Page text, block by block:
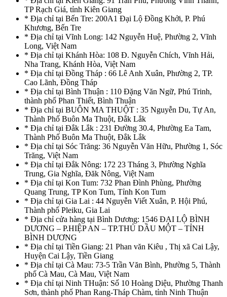
TP Rạch Giá, tỉnh Kiên Giang
* Địa chỉ tại Bến Tre: 200A1 Đại Lộ Đồng Khởi, P. Phú
Khương, Bến Tre
* Địa chỉ tại Vĩnh Long: 142 Nguyễn Huệ, Phường 2, Vĩnh
Long, Việt Nam
* Địa chỉ tại Khánh Hòa: 108 Đ. Nguyễn Chích, Vĩnh Hải,
Nha Trang, Khánh Hòa, Việt Nam
* Địa chỉ tại Đồng Tháp : 66 Lê Anh Xuân, Phường 2, TP.
Cao Lãnh, Đồng Tháp
* Địa chỉ tại Bình Thuận : 110 Đặng Văn Ngữ, Phú Trinh,
thành phố Phan Thiết, Bình Thuận
* Địa chỉ tại BUÔN MA THUỘT : 35 Nguyễn Du, Tự An,
Thành Phố Buôn Ma Thuột, Đắk Lắk
* Địa chỉ tại Đắk Lắk : 231 Đường 30.4, Phường Ea Tam,
Thành Phố Buôn Ma Thuột, Đắk Lắk
* Địa chỉ tại Sóc Trăng: 36 Nguyễn Văn Hữu, Phường 1, Sóc
Trăng, Việt Nam
* Địa chỉ tại Đắk Nông: 172 23 Tháng 3, Phường Nghĩa
Trung, Gia Nghĩa, Đăk Nông, Việt Nam
* Địa chỉ tại Kon Tum: 732 Phan Đình Phùng, Phường
Quang Trung, TP Kon Tum, Tỉnh Kon Tum
* Địa chỉ tại Gia Lai : 44 Nguyễn Viết Xuân, P. Hội Phú,
Thành phố Pleiku, Gia Lai
* Địa chỉ cửa hàng tại Bình Dương: 1546 ĐẠI LỘ BÌNH
DƯƠNG – P.HIỆP AN – TP.THỦ DẦU MỘT – TỈNH
BÌNH DƯƠNG
* Địa chỉ tại Tiền Giang: 21 Phan văn Kiêu , Thị xã Cai Lậy,
Huyện Cai Lậy, Tiền Giang
* Địa chỉ tại Cà Mau: 73-5 Trần Văn Bình, Phường 5, Thành
phố Cà Mau, Cà Mau, Việt Nam
* Địa chỉ tại Ninh THuận: Số 10 Hoàng Diệu, Phường Thanh
Sơn, thành phố Phan Rang-Tháp Chàm, tỉnh Ninh Thuận